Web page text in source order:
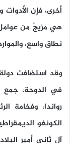
أخرى، فإن
هي مزيجٌ من
نطاق واسع،
في الدوحة، جمع
رواندا،
الكونغو
آل ثاني أمير